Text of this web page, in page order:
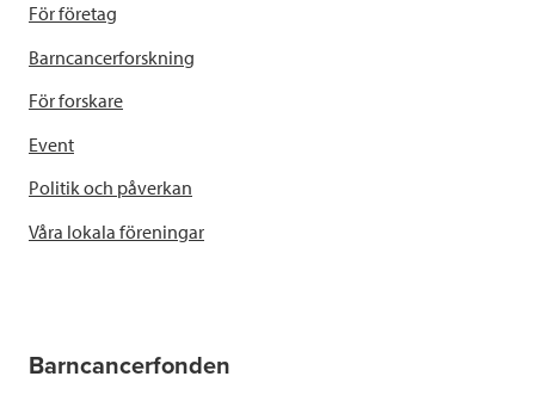
För företag
Barncancerforskning
För forskare
Event
Politik och påverkan
Våra lokala föreningar
Barncancerfonden